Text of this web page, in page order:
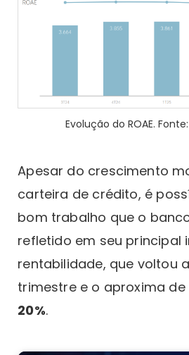
Evolução do ROAE.
Apesar do crescimento
carteira de crédito, é
bom trabalho que o
refletido em seu principal
rentabilidade, que voltou
trimestre e o aproxima de
20%.